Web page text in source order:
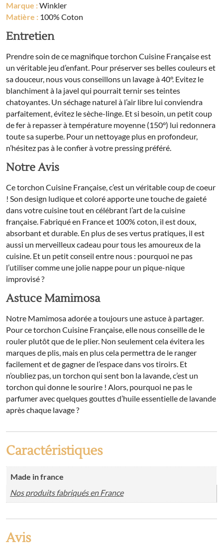
Marque :Winkler
Matière : 100% Coton
Entretien
Prendre soin de ce magnifique torchon Cuisine Française est
un véritable jeu d’enfant. Pour préserver ses belles couleurs et
sa douceur, nous vous conseillons un lavage à 40°. Evitez le
blanchiment à la javel qui pourrait ternir ses teintes
chatoyantes. Un séchage naturel à l’air libre lui conviendra
parfaitement, évitez le sèche-linge. Et si besoin, un petit coup
de fer à repasser à température moyenne (150°) lui redonnera
toute sa superbe. Pour un nettoyage plus en profondeur,
n’hésitez pas à le confier à votre pressing préféré.
Notre Avis
Ce torchon Cuisine Française, c’est un véritable coup de coeur
! Son design ludique et coloré apporte une touche de gaieté
dans votre cuisine tout en célébrant l’art de la cuisine
française. Fabriqué en France et 100% coton, il est doux,
absorbant et durable. En plus de ses vertus pratiques, il est
aussi un merveilleux cadeau pour tous les amoureux de la
cuisine. Et un petit conseil entre nous : pourquoi ne pas
l’utiliser comme une jolie nappe pour un pique-nique
improvisé ?
Astuce Mamimosa
Notre Mamimosa adorée a toujours une astuce à partager.
Pour ce torchon Cuisine Française, elle nous conseille de le
rouler plutôt que de le plier. Non seulement cela évitera les
marques de plis, mais en plus cela permettra de le ranger
facilement et de gagner de l’espace dans vos tiroirs. Et
n’oubliez pas, un torchon qui sent bon la lavande, c’est un
torchon qui donne le sourire ! Alors, pourquoi ne pas le
parfumer avec quelques gouttes d’huile essentielle de lavande
après chaque lavage ?
Caractéristiques
Made in france
Nos produits fabriqués en France
Avis